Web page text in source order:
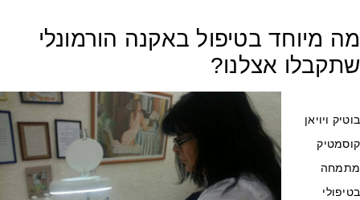
מיוחד בטיפול באקנה הורמונלי
אצלנו?
ויויאן